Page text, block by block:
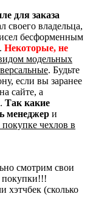
для заказа
своего владельца,
бесформенным
Некоторые, не
модельных
. Будьте
если вы заранее
сайте, а
Так какие
менеджер и
чехлов в
смотрим свои
покупки!!!
хэтчбек (сколько